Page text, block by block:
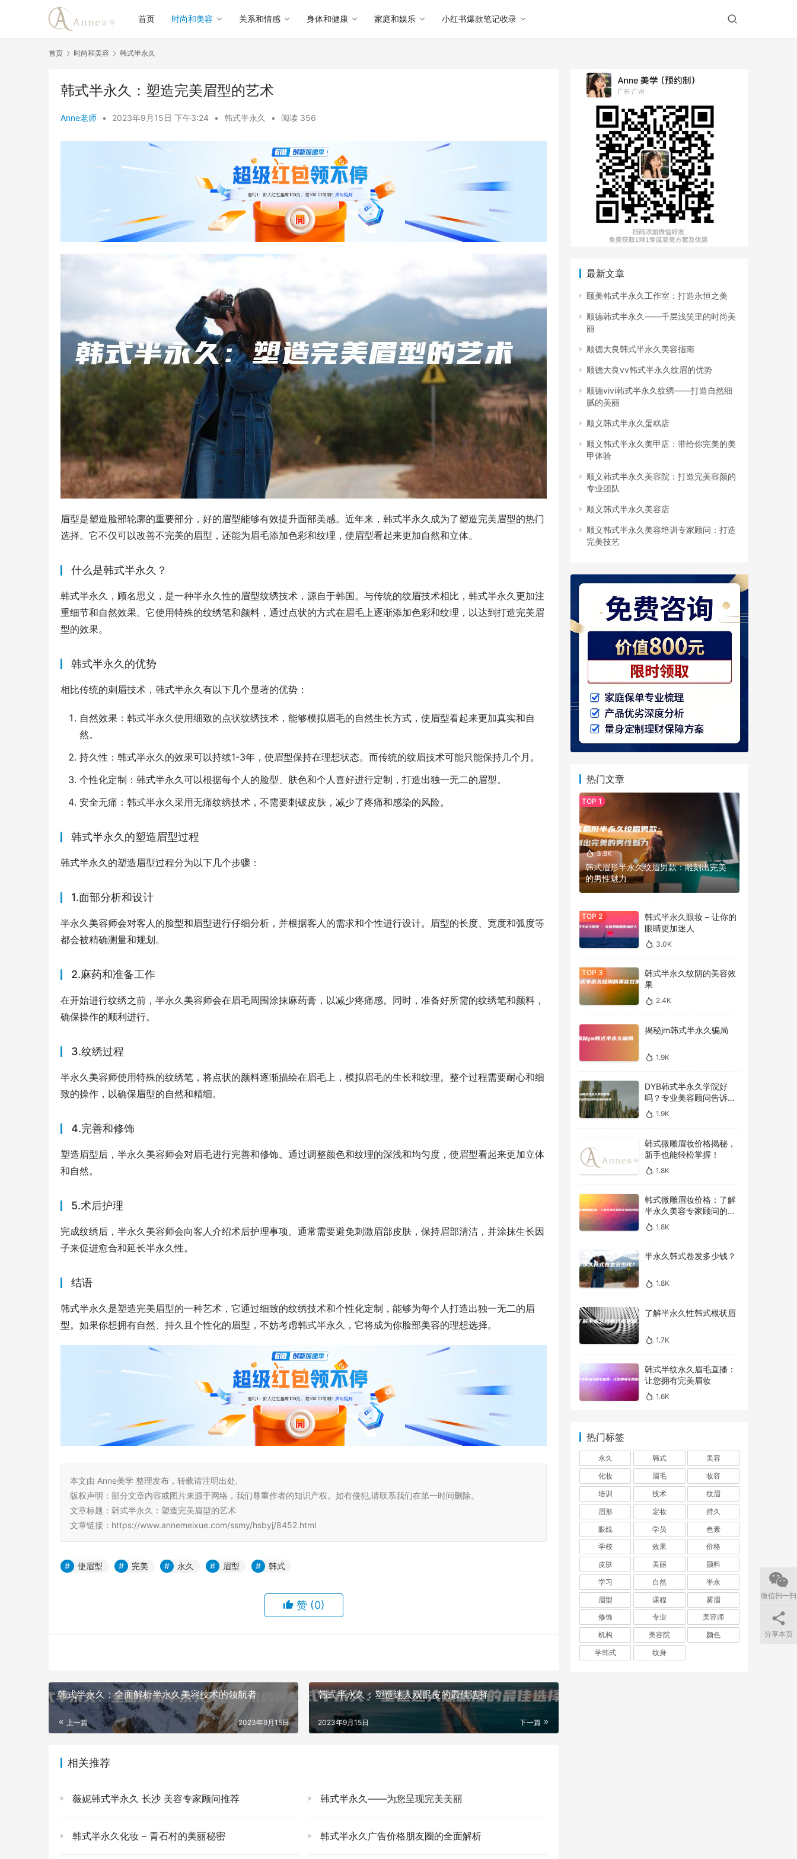
首页 时尚和美容 关系和情感 身体和健康 家庭和娱乐 小红书爆款笔记收录
首页 时尚和美容 韩式半永久
韩式半永久：塑造完美眉型的艺术
Anne老师 • 2023年9月15日 下午3:24 • 韩式半永久 • 阅读 356
眉型是塑造脸部轮廓的重要部分，好的眉型能够有效提升面部美感。近年来，韩式半永久成为了塑造完美眉型的热门
选择。它不仅可以改善不完美的眉型，还能为眉毛添加色彩和纹理，使眉型看起来更加自然和立体。
什么是韩式半永久？
韩式半永久，顾名思义，是一种半永久性的眉型纹绣技术，源自于韩国。与传统的纹眉技术相比，韩式半永久更加注
重细节和自然效果。它使用特殊的纹绣笔和颜料，通过点状的方式在眉毛上逐渐添加色彩和纹理，以达到打造完美眉
型的效果。
韩式半永久的优势
相比传统的刺眉技术，韩式半永久有以下几个显著的优势：
自然效果：韩式半永久使用细致的点状纹绣技术，能够模拟眉毛的自然生长方式，使眉型看起来更加真实和自
然。
持久性：韩式半永久的效果可以持续1-3年，使眉型保持在理想状态。而传统的纹眉技术可能只能保持几个月。
个性化定制：韩式半永久可以根据每个人的脸型、肤色和个人喜好进行定制，打造出独一无二的眉型。
安全无痛：韩式半永久采用无痛纹绣技术，不需要刺破皮肤，减少了疼痛和感染的风险。
韩式半永久的塑造眉型过程
韩式半永久的塑造眉型过程分为以下几个步骤：
1.面部分析和设计
半永久美容师会对客人的脸型和眉型进行仔细分析，并根据客人的需求和个性进行设计。眉型的长度、宽度和弧度等
都会被精确测量和规划。
2.麻药和准备工作
在开始进行纹绣之前，半永久美容师会在眉毛周围涂抹麻药膏，以减少疼痛感。同时，准备好所需的纹绣笔和颜料，
确保操作的顺利进行。
3.纹绣过程
半永久美容师使用特殊的纹绣笔，将点状的颜料逐渐描绘在眉毛上，模拟眉毛的生长和纹理。整个过程需要耐心和细
致的操作，以确保眉型的自然和精细。
4.完善和修饰
塑造眉型后，半永久美容师会对眉毛进行完善和修饰。通过调整颜色和纹理的深浅和均匀度，使眉型看起来更加立体
和自然。
5.术后护理
完成纹绣后，半永久美容师会向客人介绍术后护理事项。通常需要避免刺激眉部皮肤，保持眉部清洁，并涂抹生长因
子来促进愈合和延长半永久性。
结语
韩式半永久是塑造完美眉型的一种艺术，它通过细致的纹绣技术和个性化定制，能够为每个人打造出独一无二的眉
型。如果你想拥有自然、持久且个性化的眉型，不妨考虑韩式半永久，它将成为你脸部美容的理想选择。
本文由 Anne美学 整理发布，转载请注明出处.
版权声明：部分文章内容或图片来源于网络，我们尊重作者的知识产权。如有侵犯,请联系我们在第一时间删除。
文章标题：韩式半永久：塑造完美眉型的艺术
文章链接：https://www.annemeixue.com/ssmy/hsbyj/8452.html
使眉型 完美 永久 眉型 韩式
赞 (0)
韩式半永久：全面解析半永久美容技术的领航者
上一篇 2023年9月15日
韩式半永久：塑造迷人双眼皮的最佳选择
下一篇
2023年9月15日
相关推荐
薇妮韩式半永久 长沙 美容专家顾问推荐 韩式半永久——为您呈现完美美丽
韩式半永久化妆 – 青石村的美丽秘密 韩式半永久广告价格朋友圈的全面解析
最新文章
颐美韩式半永久工作室：打造永恒之美
顺德韩式半永久——千层浅笑里的时尚美
丽
顺德大良韩式半永久美容指南
顺德大良vv韩式半永久纹眉的优势
顺德vivi韩式半永久纹绣——打造自然细
腻的美丽
顺义韩式半永久蛋糕店
顺义韩式半永久美甲店：带给你完美的美
甲体验
顺义韩式半永久美容院：打造完美容颜的
专业团队
顺义韩式半永久美容店
顺义韩式半永久美容培训专家顾问：打造
完美技艺
热门文章
3.8K
韩式眉形半永久纹眉男款：雕刻出完美
的男性魅力
韩式半永久眼妆 – 让你的
眼睛更加迷人
3.0K
韩式半永久纹阴的美容效
果
2.4K
揭秘jm韩式半永久骗局
1.9K
DYB韩式半永久学院好
吗？专业美容顾问告诉你
答案！
1.9K
韩式微雕眉妆价格揭秘，
新手也能轻松掌握！
1.8K
韩式微雕眉妆价格：了解
半永久美容专家顾问的建
议 1.8K
半永久韩式卷发多少钱？
1.8K
了解半永久性韩式根状眉
1.7K
韩式半纹永久眉毛直播：
让您拥有完美眉妆
1.6K
热门标签
永久 韩式
美容
化妆
眉毛
妆容
培训
技术
纹眉
眉形
定妆
持久
眼线
学员
色素
学校
效果
价格
皮肤
美丽
颜料
学习
自然
半永
眉型
课程
雾眉
修饰
专业
美容师
机构
美容院
颜色
学韩式
纹身
微信扫一扫
分享本页